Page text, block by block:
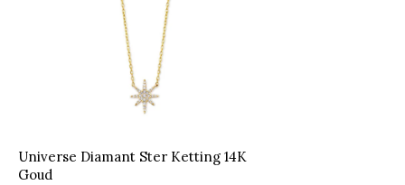
Universe Diamant Ster Ketting 14K
Goud